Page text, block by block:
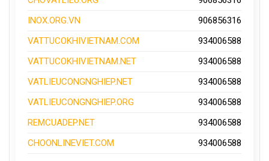
INOX.ORG.VN
906856316
VATTUCOKHIVIETNAM.COM
934006588
VATTUCOKHIVIETNAM.NET
934006588
VATLIEUCONGNGHIEP.NET
934006588
VATLIEUCONGNGHIEP.ORG
934006588
REMCUADEP.NET
934006588
CHOONLINEVIET.COM
934006588